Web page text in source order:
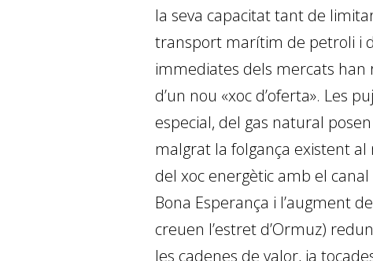
la seva capacitat tant de
transport marítim de petroli i
immediates dels mercats han
d’un nou «xoc d’oferta». Les
especial, del gas natural
malgrat la folgança existent al
del xoc energètic amb el
Bona Esperança i l’augment
creuen l’estret d’Ormuz)
les cadenes de valor, ja